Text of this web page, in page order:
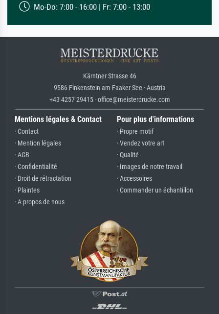
Mo-Do: 7:00 - 16:00 | Fr: 7:00 - 13:00
Kärntner Strasse 46
9586 Finkenstein am Faaker See · Austria
+43 4257 29415 · office@meisterdrucke.com
Mentions légales & Contact
· Contact
· Mention légales
· AGB
· Confidentialité
· Droit de rétractation
· Plaintes
· A propos de nous
Pour plus d'informations
· Propre motif
· Vendez votre art
· Qualité
· Images de notre travail
· Accessoires
· Commander un échantillon